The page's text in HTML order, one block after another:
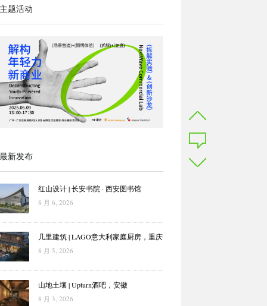
题活动
新发布
红山设计 | 长安书院 · 西安图书馆
8 月 6, 2026
几里建筑 | LAGO意大利家庭厨房，重庆
8 月 5, 2026
山地土壤 | Upturn酒吧，安徽
8 月 3, 2026